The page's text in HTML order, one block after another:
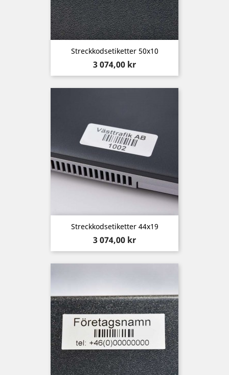
Streckkodsetiketter 50x10
Pris
3 074,00 kr
Streckkodsetiketter 44x19
Pris
3 074,00 kr